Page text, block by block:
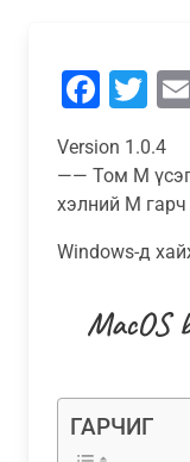
Version 1.0.4
—— Том М үсэг
хэлний M
Windows-д
MacOS
ГАРЧИГ